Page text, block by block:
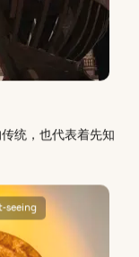
统，也代表着先知
seeing